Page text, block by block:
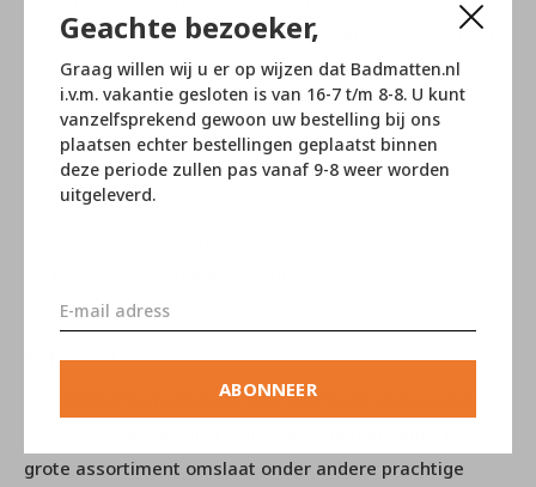
Geachte bezoeker,
Graag willen wij u er op wijzen dat Badmatten.nl
i.v.m. vakantie gesloten is van 16-7 t/m 8-8. U kunt
vanzelfsprekend gewoon uw bestelling bij ons
plaatsen echter bestellingen geplaatst binnen
deze periode zullen pas vanaf 9-8 weer worden
uitgeleverd.
ABONNEER
Naast handdoeken, bestaat de London handdoekenserie
uit gastendoeken, washandjes en badlakens.
100% Egyptisch katoen
600 gr/m2
machine wasbaar
Het Belgische merk Aquanova heeft een grote collectie
grote assortiment omslaat onder andere prachtige